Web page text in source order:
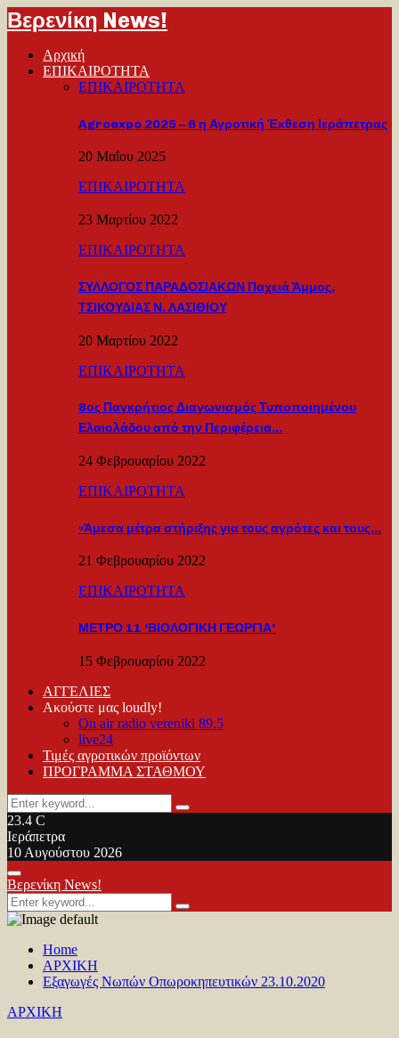
Βερενίκη News!
Αρχική
ΕΠΙΚΑΙΡΟΤΗΤΑ
ΕΠΙΚΑΙΡΟΤΗΤΑ
Agroexpo 2025 – 6 η Αγροτική Έκθεση Ιεράπετρας
20 Μαΐου 2025
ΕΠΙΚΑΙΡΟΤΗΤΑ
23 Μαρτίου 2022
ΕΠΙΚΑΙΡΟΤΗΤΑ
ΣΥΛΛΟΓΟΣ ΠΑΡΑΔΟΣΙΑΚΩΝ Παχειά Άμμος,
ΤΣΙΚΟΥΔΙΑΣ Ν. ΛΑΣΙΘΙΟΥ
20 Μαρτίου 2022
ΕΠΙΚΑΙΡΟΤΗΤΑ
8ος Παγκρήτιος Διαγωνισμός Τυποποιημένου
Ελαιολάδου από την Περιφέρεια…
24 Φεβρουαρίου 2022
ΕΠΙΚΑΙΡΟΤΗΤΑ
«Άμεσα μέτρα στήριξης για τους αγρότες και τους…
21 Φεβρουαρίου 2022
ΕΠΙΚΑΙΡΟΤΗΤΑ
ΜΕΤΡΟ 11 ‘ΒΙΟΛΟΓΙΚΗ ΓΕΩΡΓΙΑ’
15 Φεβρουαρίου 2022
ΑΓΓΕΛΙΕΣ
Ακούστε μας loudly!
On air radio vereniki 89.5
live24
Τιμές αγροτικών προϊόντων
ΠΡΟΓΡΑΜΜΑ ΣΤΑΘΜΟΥ
Search
for:
Search
23.4 C
Ιεράπετρα
10 Αυγούστου 2026
Facebook
Twitter
Youtube
Primary
Menu
Βερενίκη News!
Search
for:
Search
Home
ΑΡΧΙΚΗ
Εξαγωγές Νωπών Οπωροκηπευτικών 23.10.2020
ΑΡΧΙΚΗ